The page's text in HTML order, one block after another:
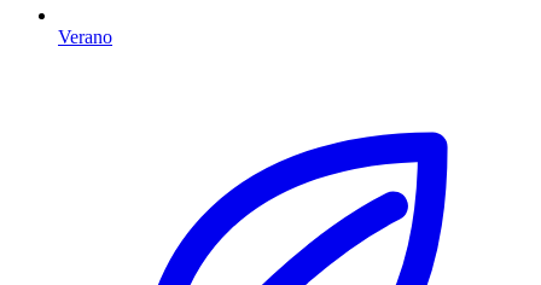
Verano